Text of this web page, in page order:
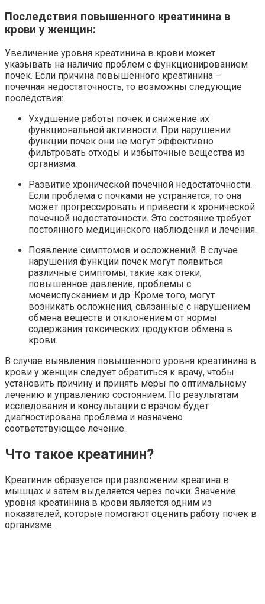
Последствия повышенного креатинина в
крови у женщин:
Увеличение уровня креатинина в крови может
указывать на наличие проблем с функционированием
почек. Если причина повышенного креатинина –
почечная недостаточность, то возможны следующие
последствия:
Ухудшение работы почек и снижение их
функциональной активности. При нарушении
функции почек они не могут эффективно
фильтровать отходы и избыточные вещества из
организма.
Развитие хронической почечной недостаточности.
Если проблема с почками не устраняется, то она
может прогрессировать и привести к хронической
почечной недостаточности. Это состояние требует
постоянного медицинского наблюдения и лечения.
Появление симптомов и осложнений. В случае
нарушения функции почек могут появиться
различные симптомы, такие как отеки,
повышенное давление, проблемы с
мочеиспусканием и др. Кроме того, могут
возникать осложнения, связанные с нарушением
обмена веществ и отклонением от нормы
содержания токсических продуктов обмена в
крови.
В случае выявления повышенного уровня креатинина в
крови у женщин следует обратиться к врачу, чтобы
установить причину и принять меры по оптимальному
лечению и управлению состоянием. По результатам
исследования и консультации с врачом будет
диагностирована проблема и назначено
соответствующее лечение.
Что такое креатинин?
Креатинин образуется при разложении креатина в
мышцах и затем выделяется через почки. Значение
уровня креатинина в крови является одним из
показателей, которые помогают оценить работу почек в
организме.